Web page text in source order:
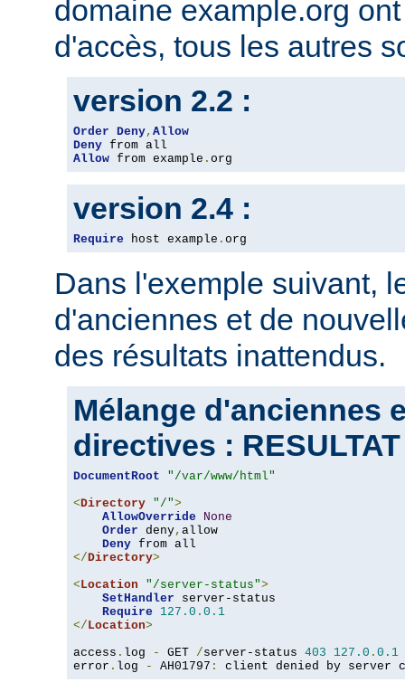
domaine example.org
d'accès, tous les autres
version 2.2 :
Order Deny, Allow
Deny
Allow from example . org
version 2.4 :
Require host example . org
Dans l'exemple suivant,
d'anciennes et de
des résultats inattendus.
Mélange d'anciennes
directives :
DocumentRoot
"/var/www/html"
<Directory "/">
AllowOverride
None
Order deny, allow
Deny
</Directory>
<Location "/server-status">
SetHandler server-status
Require
127.0 . 0.1
</Location>
access . log - GET /server-status 403 127.0 . 0.1
error . log - AH01797 : client denied by server